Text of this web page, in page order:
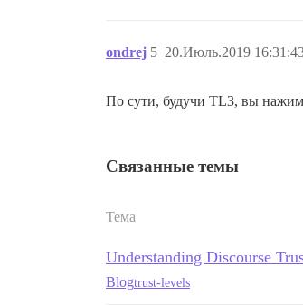
ondrej 20.Июль.2019
5
По сути, будучи TL3, вы
Связанные темы
Тема
Understanding Discourse
Blogtrust-levels